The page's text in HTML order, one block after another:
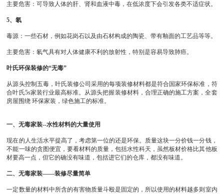
主要危害：可导致人体的肝、肾和血液中毒，在低浓度下会引发各类不适症状。
5、氡
毒源：一些石材，例如花岗石以及由石材构成的陶瓷、带有釉面的工艺品等等。
主要危害：氡气具有对人体健康不利的放射性，特别是容易导致肺癌。
叶氏环保装修的“无毒”
从源头控制五毒，叶氏装修公司采用的每项装修材料都是符合国家环保标准，符
合叶氏5s家装行业最高标准。从源头把握装修材料，合理正确的施工方案，全套
房屋围绕 环保家装，绿色施工的标准。
一、无毒家装--水性材料的大量使用
现在的人生活水平提高了，考虑第一位的还是环保。质量这块一分价钱一分钱，
不能一味的贪图便宜，要看材料的质量，包括水性科天，虽然板材价格比其他板
材要高一点，但它的确没有味道，包括进它们的仓库，都没有味道。
二、无毒家装——装修尽量简单
一定数量的材料中所含的有害物质量斗殴是固定的，所以使用的材料越多则室内